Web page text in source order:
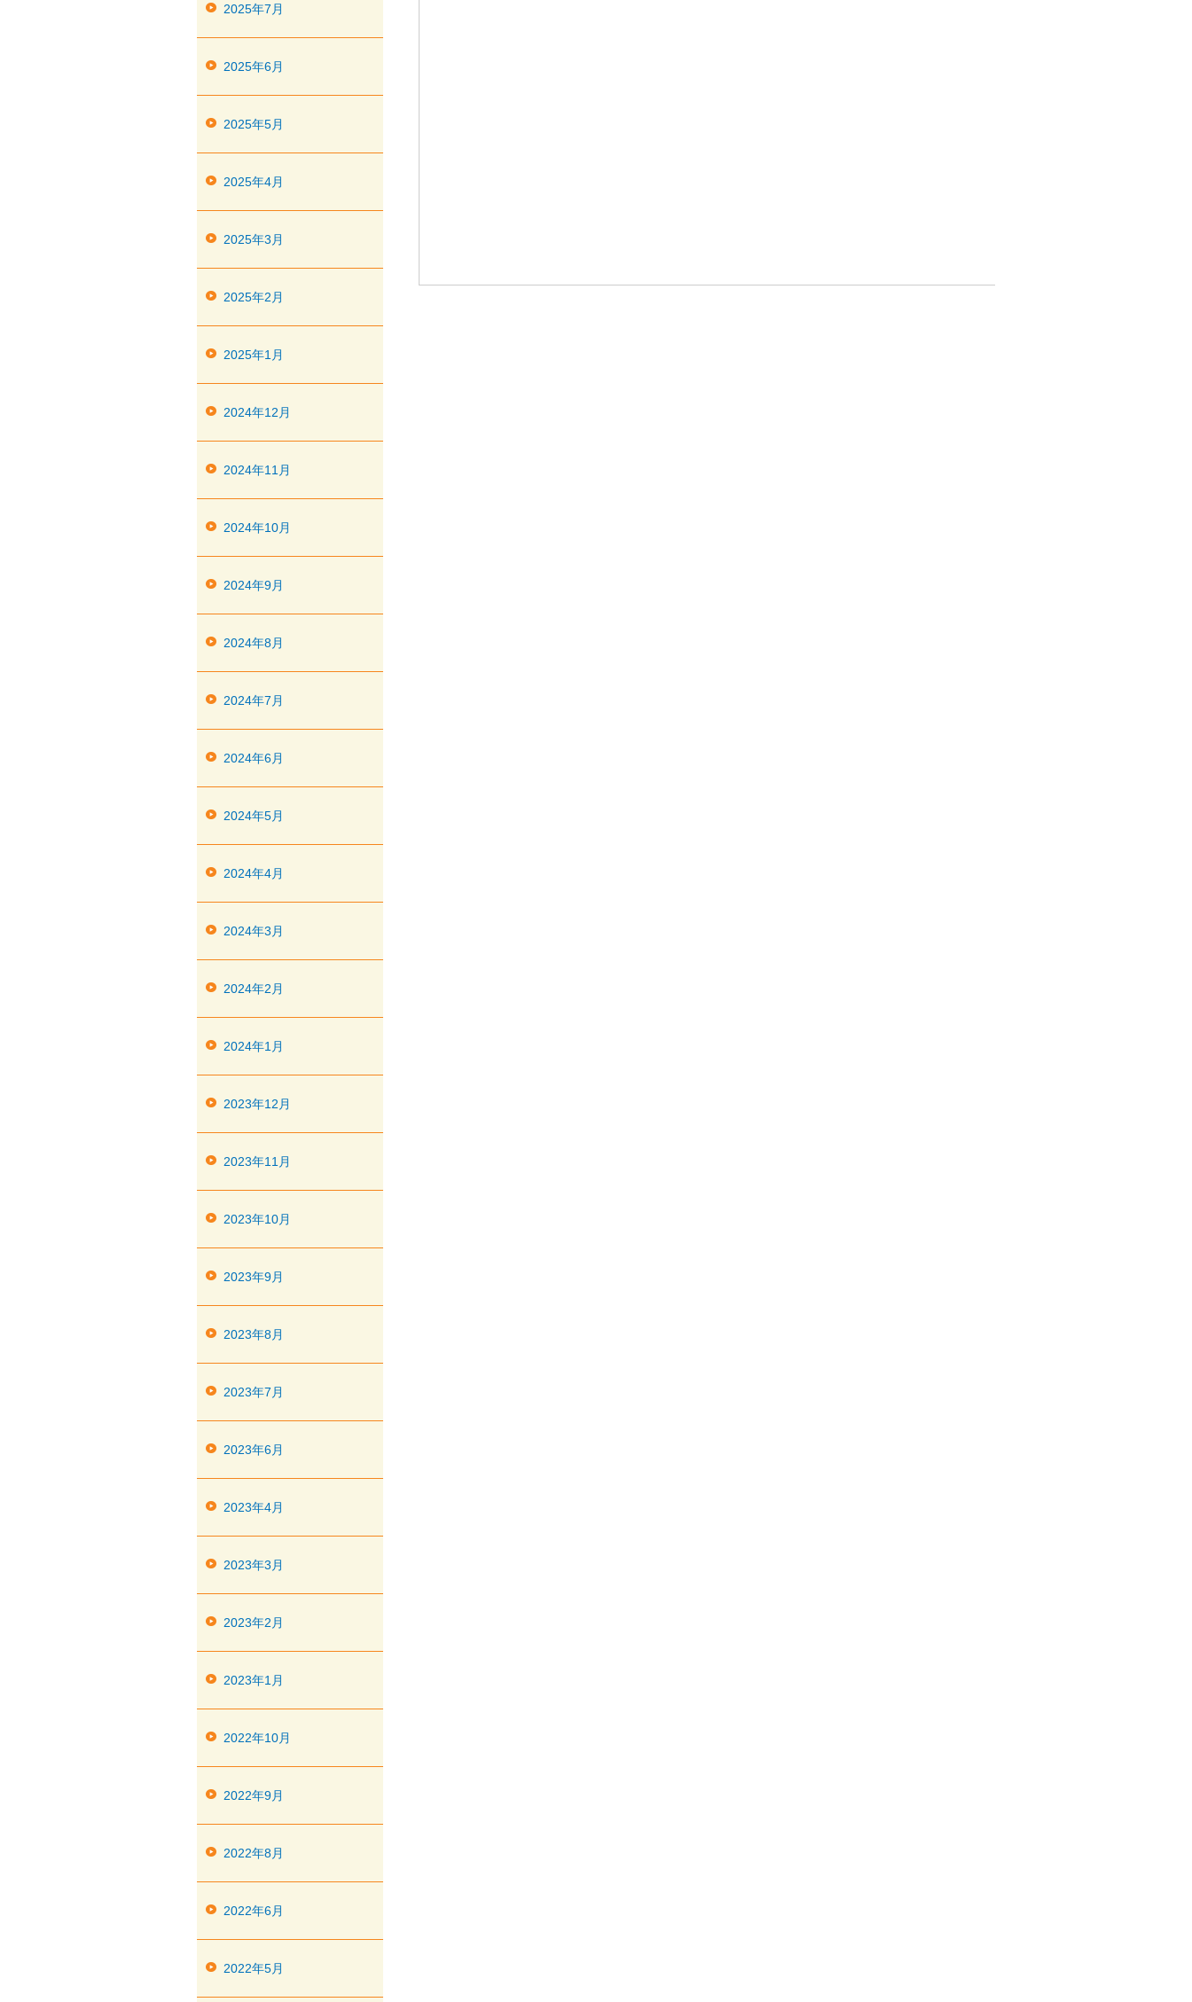
2025年7月
2025年6月
2025年5月
2025年4月
2025年3月
2025年2月
2025年1月
2024年12月
2024年11月
2024年10月
2024年9月
2024年8月
2024年7月
2024年6月
2024年5月
2024年4月
2024年3月
2024年2月
2024年1月
2023年12月
2023年11月
2023年10月
2023年9月
2023年8月
2023年7月
2023年6月
2023年4月
2023年3月
2023年2月
2023年1月
2022年10月
2022年9月
2022年8月
2022年6月
2022年5月